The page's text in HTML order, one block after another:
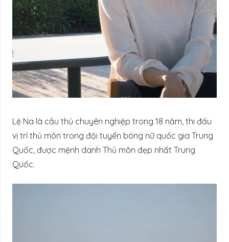
Lệ Na là cầu thủ chuyên nghiệp trong 18 năm, thi đấu
vị trí thủ môn trong đội tuyển bóng nữ quốc gia Trung
Quốc, được mệnh danh Thủ môn đẹp nhất Trung
Quốc.